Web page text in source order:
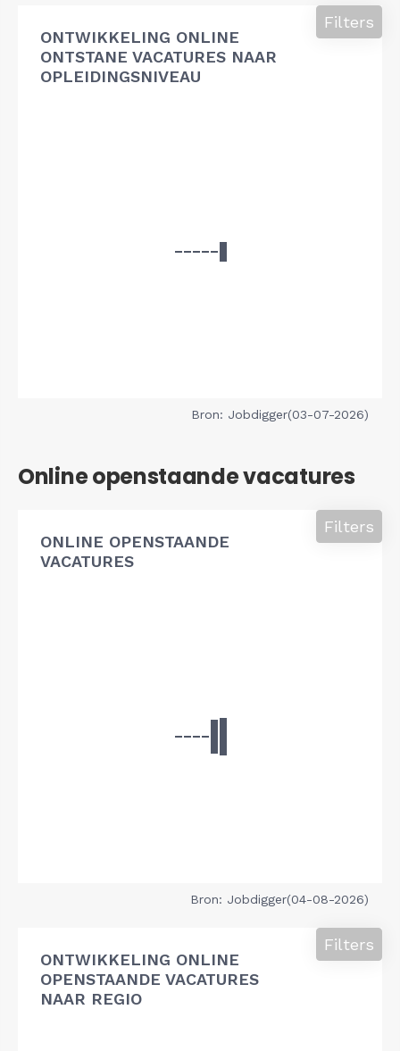
ONTWIKKELING ONLINE
ONTSTANE VACATURES NAAR
OPLEIDINGSNIVEAU
Filters
Bron: Jobdigger(03-07-2026)
Online openstaande vacatures
ONLINE OPENSTAANDE
VACATURES
Filters
Bron: Jobdigger(04-08-2026)
ONTWIKKELING ONLINE
OPENSTAANDE VACATURES
NAAR REGIO
Filters